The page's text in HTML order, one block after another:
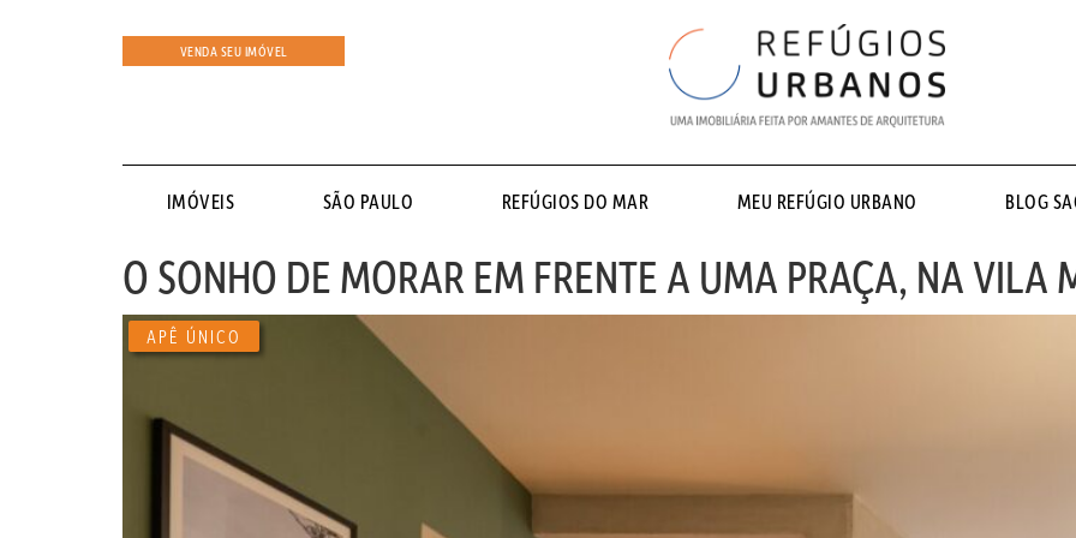
VENDA SEU IMÓVEL
IMÓVEIS SÃO PAULO REFÚGIOS DO MAR MEU REFÚGIO URBANO BLOG
O SONHO DE MORAR EM FRENTE A UMA PRAÇA, NA VILA
APÊ ÚNICO